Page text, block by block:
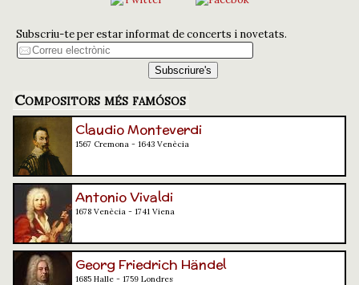
Subscriu-te per estar informat de concerts i novetats.
Compositors més famósos
Claudio Monteverdi
1567 Cremona - 1643 Venècia
Antonio Vivaldi
1678 Venècia - 1741 Viena
Georg Friedrich Händel
1685 Halle - 1759 Londres